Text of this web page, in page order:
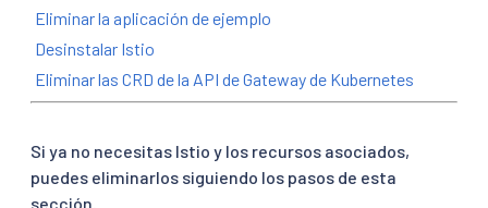
Eliminar la aplicación de ejemplo
Desinstalar Istio
Eliminar las CRD de la API de Gateway de Kubernetes
Si ya no necesitas Istio y los recursos asociados,
puedes eliminarlos siguiendo los pasos de esta
sección.